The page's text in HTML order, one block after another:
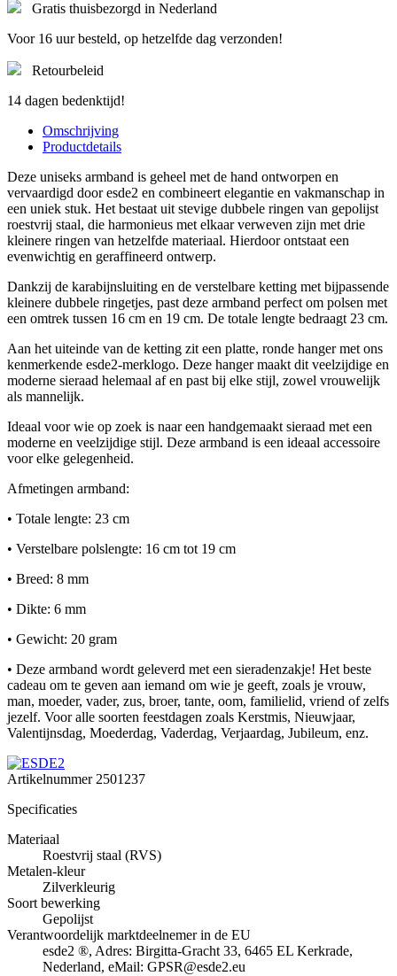
Gratis thuisbezorgd in Nederland
Voor 16 uur besteld, op hetzelfde dag verzonden!
Retourbeleid
14 dagen bedenktijd!
Omschrijving
Productdetails
Deze uniseks armband is geheel met de hand ontworpen en
vervaardigd door esde2 en combineert elegantie en vakmanschap in
een uniek stuk. Het bestaat uit stevige dubbele ringen van gepolijst
roestvrij staal, die harmonieus met elkaar verweven zijn met drie
kleinere ringen van hetzelfde materiaal. Hierdoor ontstaat een
evenwichtig en geraffineerd ontwerp.
Dankzij de karabijnsluiting en de verstelbare ketting met bijpassende
kleinere dubbele ringetjes, past deze armband perfect om polsen met
een omtrek tussen 16 cm en 19 cm. De totale lengte bedraagt ​​23 cm.
Aan het uiteinde van de ketting zit een platte, ronde hanger met ons
kenmerkende esde2-merklogo. Deze hanger maakt dit veelzijdige en
moderne sieraad helemaal af en past bij elke stijl, zowel vrouwelijk
als mannelijk.
Ideaal voor wie op zoek is naar een handgemaakt sieraad met een
moderne en veelzijdige stijl. Deze armband is een ideaal accessoire
voor elke gelegenheid.
Afmetingen armband:
• Totale lengte: 23 cm
• Verstelbare polslengte: 16 cm tot 19 cm
• Breed: 8 mm
• Dikte: 6 mm
• Gewicht: 20 gram
• Deze armband wordt geleverd met een sieradenzakje! Het beste
cadeau om te geven aan iemand om wie je geeft, zoals je vrouw,
man, moeder, vader, zus, broer, tante, oom, familielid, vriend of zelfs
jezelf. Voor alle soorten feestdagen zoals Kerstmis, Nieuwjaar,
Valentijnsdag, Moederdag, Vaderdag, Verjaardag, Jubileum, enz.
Artikelnummer2501237
Specificaties
Materiaal
Roestvrij staal (RVS)
Metalen-kleur
Zilverkleurig
Soort bewerking
Gepolijst
Verantwoordelijk marktdeelnemer in de EU
esde2 ®, Adres: Birgitta-Gracht 33, 6465 EL Kerkrade,
Nederland, eMail: GPSR@esde2.eu